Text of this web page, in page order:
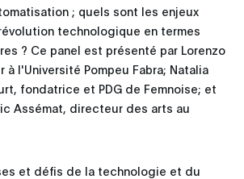
; quels sont les enjeux
technologique en termes
? Ce panel est présenté par Lorenzo
à l'Université Pompeu Fabra; Natalia
fondatrice et PDG de Femnoise; et
Assémat, directeur des arts au
et défis de la technologie et du